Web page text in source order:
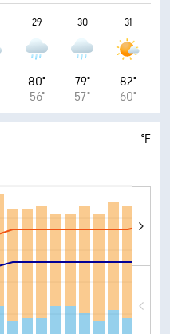
29
80°
56°
30
79°
57°
31
82°
60°
°F